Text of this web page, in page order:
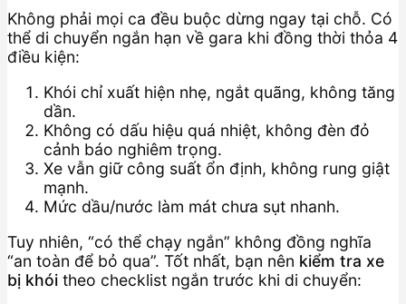
Không phải mọi ca đều buộc dừng ngay tại chỗ. Có
thể di chuyển ngắn hạn về gara khi đồng thời thỏa 4
điều kiện:
Khói chỉ xuất hiện nhẹ, ngắt quãng, không tăng
dần.
Không có dấu hiệu quá nhiệt, không đèn đỏ
cảnh báo nghiêm trọng.
Xe vẫn giữ công suất ổn định, không rung giật
mạnh.
Mức dầu/nước làm mát chưa sụt nhanh.
Tuy nhiên, “có thể chạy ngắn” không đồng nghĩa
“an toàn để bỏ qua”. Tốt nhất, bạn nên kiểm tra xe
bị khói theo checklist ngắn trước khi di chuyển: